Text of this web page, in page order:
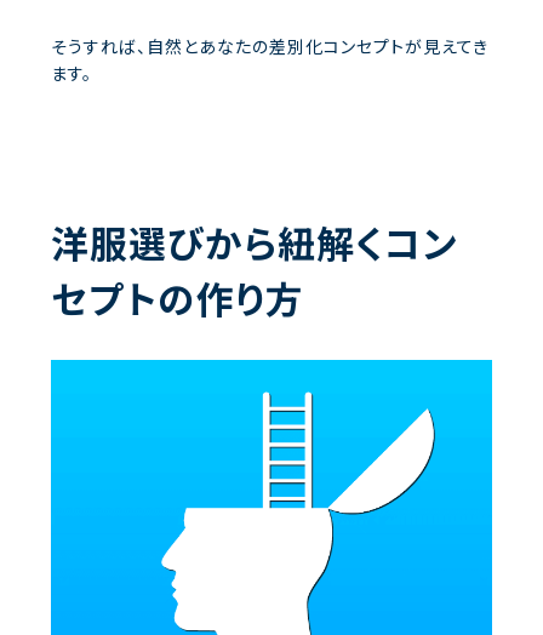
そうすれば、自然とあなたの差別化コンセプトが見えてき
ます。
洋服選びから紐解くコン
セプトの作り方